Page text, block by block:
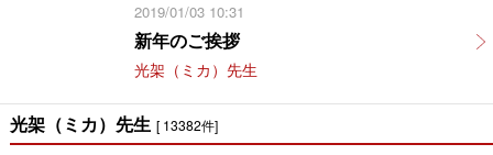
2019/01/03 10:31
新年のご挨拶
光架（ミカ）先生
光架（ミカ）先生 [ 13382件]